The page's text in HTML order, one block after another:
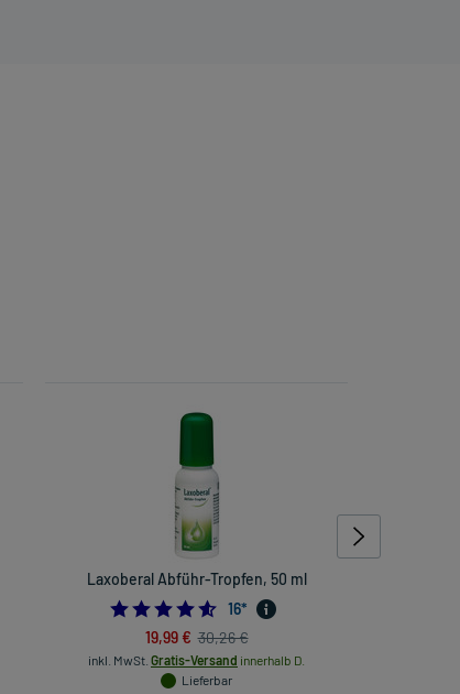
Laxoberal Abführ-Tropfen, 50 ml
4.5625
16*
19,99 € 30,26 €
inkl. MwSt. Gratis-Versand innerhalb D.
Lieferbar